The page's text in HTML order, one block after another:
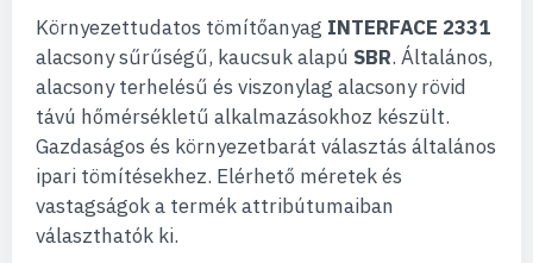
Környezettudatos tömítőanyag INTERFACE 2331
alacsony sűrűségű, kaucsuk alapú SBR. Általános,
alacsony terhelésű és viszonylag alacsony rövid
távú hőmérsékletű alkalmazásokhoz készült.
Gazdaságos és környezetbarát választás általános
ipari tömítésekhez. Elérhető méretek és
vastagságok a termék attribútumaiban
választhatók ki.